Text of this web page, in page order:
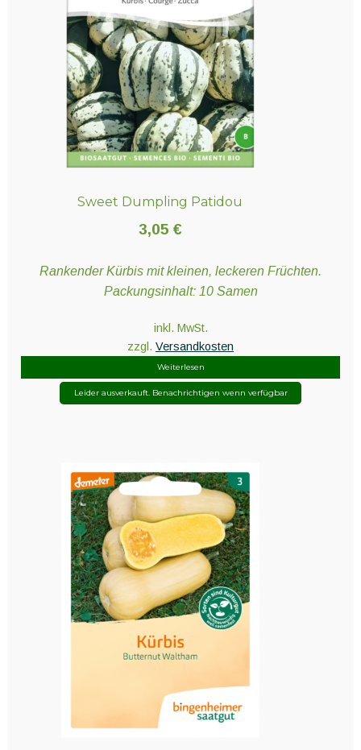
Sweet Dumpling Patidou
3,05 €
Rankender Kürbis mit kleinen, leckeren Früchten.
Packungsinhalt: 10 Samen
inkl. MwSt.
zzgl. Versandkosten
Weiterlesen
Leider ausverkauft. Benachrichtigen wenn verfügbar